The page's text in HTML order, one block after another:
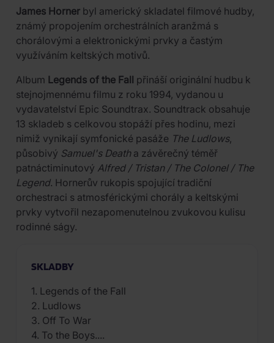
James Horner byl americký skladatel filmové hudby,
známý propojením orchestrálních aranžmá s
chorálovými a elektronickými prvky a častým
využíváním keltských motivů.
Album Legends of the Fall přináší originální hudbu k
stejnojmennému filmu z roku 1994, vydanou u
vydavatelství Epic Soundtrax. Soundtrack obsahuje
13 skladeb s celkovou stopáží přes hodinu, mezi
nimiž vynikají symfonické pasáže The Ludlows,
působivý Samuel's Deatha závěrečný téměř
patnáctiminutový Alfred / Tristan / The Colonel / The
Legend. Hornerův rukopis spojující tradiční
orchestraci s atmosférickými chorály a keltskými
prvky vytvořil nezapomenutelnou zvukovou kulisu
rodinné ságy.
SKLADBY
1. Legends of the Fall
2. Ludlows
3. Off To War
4. To the Boys....